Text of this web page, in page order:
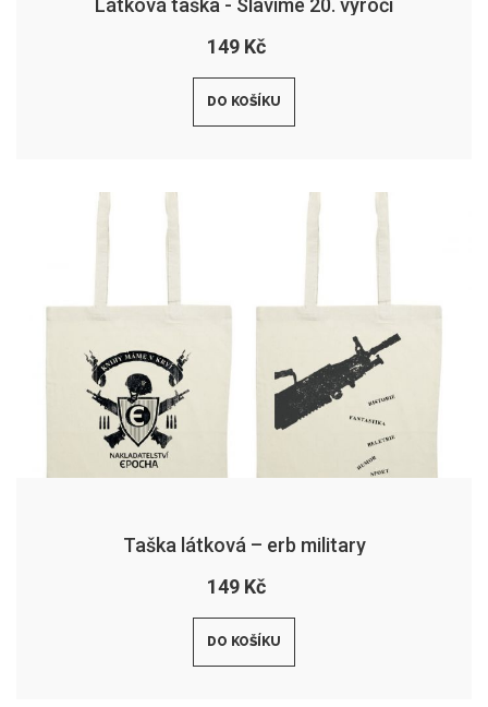
Látková taška - Slavíme 20. výročí
149 Kč
DO KOŠÍKU
Taška látková – erb military
149 Kč
DO KOŠÍKU